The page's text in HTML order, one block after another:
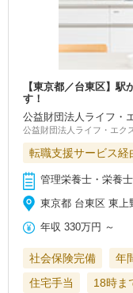
【東京都／台東区】
す！
公益財団法人ライフ・
公益財団法人ライフ・エ
転職支援サービス経
管理栄養士・栄養
東京都 台東区 東上
年収 330万円 ～
社会保険完備 年
住宅手当
18時ま